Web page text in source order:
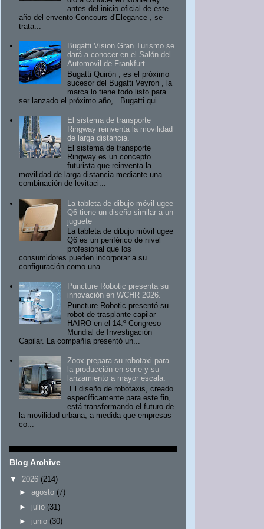
antes del inicio oficial de este
año del envento Concours d'Elegance , se
trata...
Bugatti Vision Gran Turismo se
dará a conocer en el Salón del
Automovil de Frankfurt
Bugatti Quirón , es el próximo
sucesor del Bugatti Veyron , la
marca lo tiene todo listo para
ser lanzado el próximo año, Bugatti qui...
El sistema de transporte
Ringway reinventa la movilidad
de larga distancia.
El sistema de transporte
Ringway es un concepto
futurista que reinventa la
movilidad de larga distancia mediante una
combinación de levitaci...
La tableta de dibujo móvil ugee
Q6 tiene un diseño similar a un
juguete
La tableta de dibujo móvil ugee
Q6 es un periférico de nivel
profesional que los
consumidores pueden incorporar a su
configuración como una ...
Puncture Robotic presenta su
innovación en WCHR 2026.
Puncture Robotic presentó su
robot de trasplante capilar
HAIRO en el 14.º Congreso
Mundial de Investigación
Capilar. La compañía presentó un...
Zoox prepara su robotaxi para
la producción en serie y su
lanzamiento a mayor escala.
El diseño de robotaxis, creado
específicamente para este fin,
está transformando el futuro de
la movilidad urbana, a medida que empresas
co...
Blog Archive
▼ 2026 (214)
► agosto (7)
► julio (31)
► junio (30)